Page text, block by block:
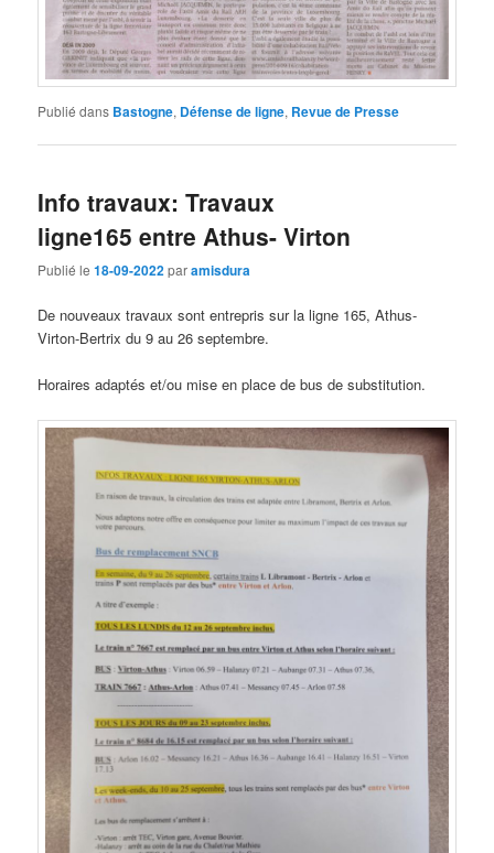
Publié dans Bastogne, Défense de ligne, Revue de Presse
Info travaux: Travaux
ligne165 entre Athus- Virton
Publié le18-09-2022paramisdura
De nouveaux travaux sont entrepris sur la ligne 165, Athus-
Virton-Bertrix du 9 au 26 septembre.
Horaires adaptés et/ou mise en place de bus de substitution.